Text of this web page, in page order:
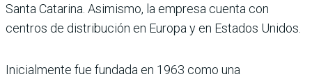
Santa Catarina. Asimismo, la empresa cuenta con
centros de distribución en Europa y en Estados Unidos.
Inicialmente fue fundada en 1963 como una